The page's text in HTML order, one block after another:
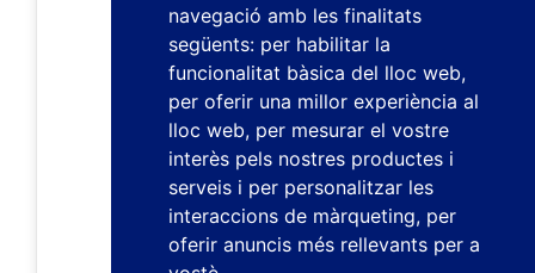
navegació amb les finalitats
següents: per habilitar la
funcionalitat bàsica del lloc web,
per oferir una millor experiència al
lloc web, per mesurar el vostre
interès pels nostres productes i
serveis i per personalitzar les
interaccions de màrqueting, per
oferir anuncis més rellevants per a